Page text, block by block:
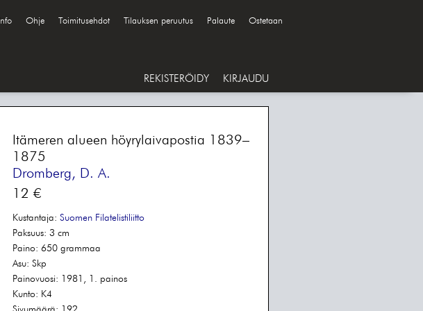
Info Ohje Toimitusehdot Tilauksen peruutus Palaute Ostetaan
REKISTERÖIDY KIRJAUDU
Itämeren alueen höyrylaivapostia 1839–
1875
Dromberg, D. A.
12 €
Kustantaja: Suomen Filatelistiliitto
Paksuus: 3 cm
Paino: 650 grammaa
Asu: Skp
Painovuosi: 1981, 1. painos
Kunto: K4